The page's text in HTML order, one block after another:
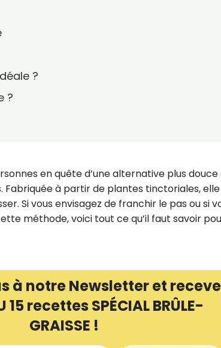
?
?
en quête d’une alternative plus
Fabriquée à partir de plantes tinctoriales, elle
Si vous envisagez de franchir le pas ou si
méthode, voici tout ce qu’il faut savoir
à notre Newsletter et
15 recettes SPÉCIAL BRÛLE-
GRAISSE !